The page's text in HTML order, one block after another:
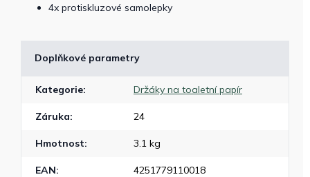
4x protiskluzové samolepky
Doplňkové parametry
Kategorie: Držáky na toaletní papír
Záruka: 24
Hmotnost: 3.1 kg
EAN: 4251779110018